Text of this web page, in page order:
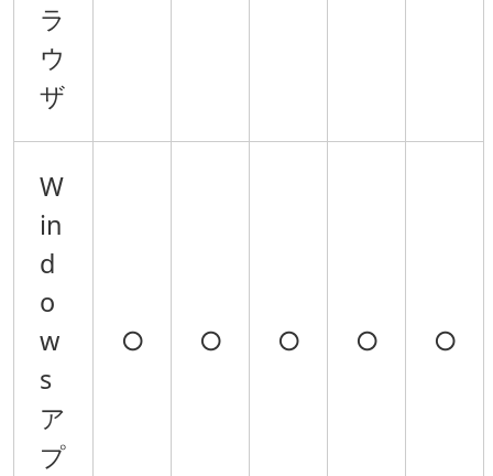
ラ
ウ
ザ
W
in
d
o
w
s
ア
プ
○ ○ ○ ○ ○